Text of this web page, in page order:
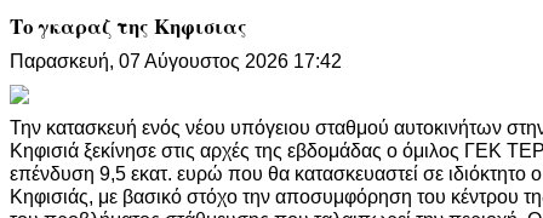
Το γκαραζ της Κηφισιας
Παρασκευή, 07 Αύγουστος 2026 17:42
Την κατασκευή ενός νέου υπόγειου σταθμού αυτοκινήτων
Κηφισιά ξεκίνησε στις αρχές της εβδομάδας ο όμιλος ΓΕΚ
επένδυση 9,5 εκατ. ευρώ που θα κατασκευαστεί σε ιδιόκτητο
Κηφισιάς, με βασικό στόχο την αποσυμφόρηση του κέντρου